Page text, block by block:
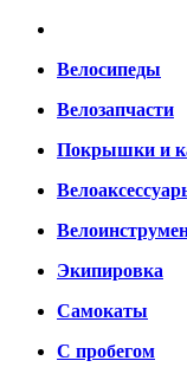
Велосипеды
Велозапчасти
Покрышки и
Экипировка
Самокаты
С пробегом